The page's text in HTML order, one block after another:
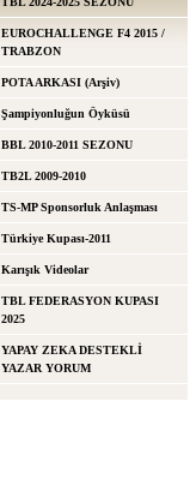
EUROCHALLENGE F4 2015 /
TRABZON
POTA ARKASI (Arşiv)
Şampiyonluğun Öyküsü
BBL 2010-2011 SEZONU
TB2L 2009-2010
TS-MP Sponsorluk Anlaşması
Türkiye Kupası-2011
Karışık Videolar
TBL FEDERASYON KUPASI
2025
YAPAY ZEKA DESTEKLİ
YAZAR YORUM